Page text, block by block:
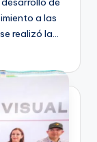
a las
realizó la…